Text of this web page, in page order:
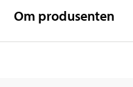
Om produsenten